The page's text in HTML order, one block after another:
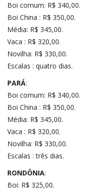
Boi comum: R$ 340,00.
Boi China : R$ 350,00.
Média: R$ 345,00.
Vaca : R$ 320,00.
Novilha: R$ 330,00.
Escalas : quatro dias.
PARÁ:
Boi comum: R$ 340,00.
Boi China : R$ 350,00.
Média: R$ 345,00.
Vaca : R$ 320,00.
Novilha: R$ 330,00.
Escalas : três dias.
RONDÔNIA:
Boi: R$ 325,00.